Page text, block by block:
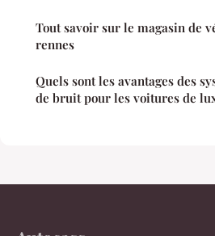
Tout savoir sur le magasin de
rennes
Quels sont les avantages des
de bruit pour les voitures de